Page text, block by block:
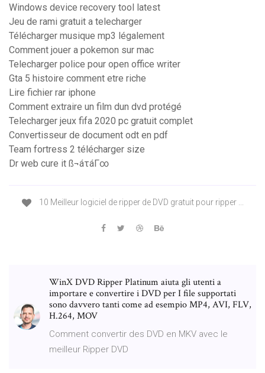
Windows device recovery tool latest
Jeu de rami gratuit a telecharger
Télécharger musique mp3 légalement
Comment jouer a pokemon sur mac
Telecharger police pour open office writer
Gta 5 histoire comment etre riche
Lire fichier rar iphone
Comment extraire un film dun dvd protégé
Telecharger jeux fifa 2020 pc gratuit complet
Convertisseur de document odt en pdf
Team fortress 2 télécharger size
Dr web cure it ß¬áτáΓ∞
10 Meilleur logiciel de ripper de DVD gratuit pour ripper ...
WinX DVD Ripper Platinum aiuta gli utenti a
importare e convertire i DVD per I file supportati
sono davvero tanti come ad esempio MP4, AVI, FLV,
H.264, MOV
Comment convertir des DVD en MKV avec le
meilleur Ripper DVD